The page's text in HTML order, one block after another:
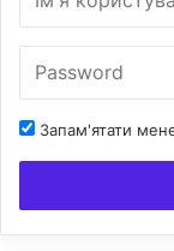
Запам'ятати